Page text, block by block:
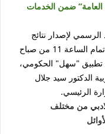
العامة” ضمن الخدمات
الرسمي لإصدار نتائج
في تمام الساعة 11 من صباح
تطبيق "سهل" الحكومي،
الدكتور سيد جلال
الرئيسي.
من مختلف